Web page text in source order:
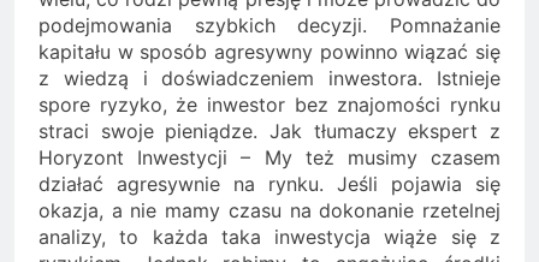
podejmowania szybkich decyzji. Pomnażanie
kapitału w sposób agresywny powinno wiązać się
z wiedzą i doświadczeniem inwestora. Istnieje
spore ryzyko, że inwestor bez znajomości rynku
straci swoje pieniądze. Jak tłumaczy ekspert z
Horyzont Inwestycji – My też musimy czasem
działać agresywnie na rynku. Jeśli pojawia się
okazja, a nie mamy czasu na dokonanie rzetelnej
analizy, to każda taka inwestycja wiąże się z